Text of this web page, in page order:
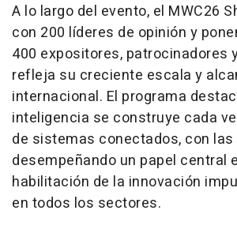
A lo largo del evento, el MWC26
con 200 líderes de opinión y
400 expositores, patrocinadores
refleja su creciente escala y
internacional. El programa
inteligencia se construye cada
de sistemas conectados, con
desempeñando un papel central
habilitación de la innovación
en todos los sectores.